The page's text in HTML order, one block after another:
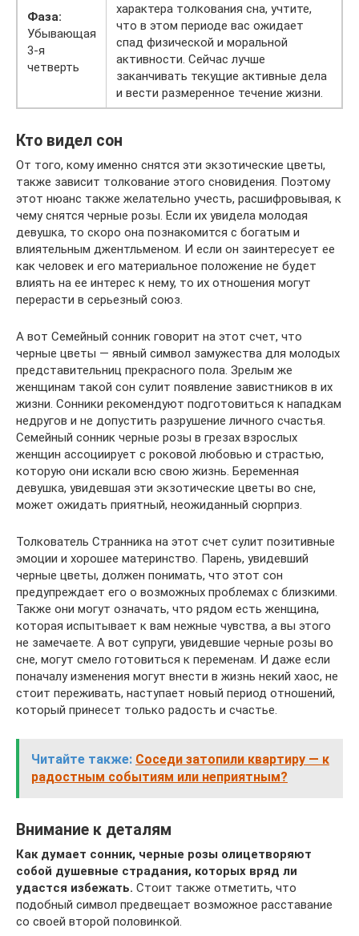
Фаза:
Убывающая
3-я
четверть
характера толкования сна, учтите,
что в этом периоде вас ожидает
спад физической и моральной
активности. Сейчас лучше
заканчивать текущие активные дела
и вести размеренное течение жизни.
Кто видел сон
От того, кому именно снятся эти экзотические цветы,
также зависит толкование этого сновидения. Поэтому
этот нюанс также желательно учесть, расшифровывая, к
чему снятся черные розы. Если их увидела молодая
девушка, то скоро она познакомится с богатым и
влиятельным джентльменом. И если он заинтересует ее
как человек и его материальное положение не будет
влиять на ее интерес к нему, то их отношения могут
перерасти в серьезный союз.
А вот Семейный сонник говорит на этот счет, что
черные цветы — явный символ замужества для молодых
представительниц прекрасного пола. Зрелым же
женщинам такой сон сулит появление завистников в их
жизни. Сонники рекомендуют подготовиться к нападкам
недругов и не допустить разрушение личного счастья.
Семейный сонник черные розы в грезах взрослых
женщин ассоциирует с роковой любовью и страстью,
которую они искали всю свою жизнь. Беременная
девушка, увидевшая эти экзотические цветы во сне,
может ожидать приятный, неожиданный сюрприз.
Толкователь Странника на этот счет сулит позитивные
эмоции и хорошее материнство. Парень, увидевший
черные цветы, должен понимать, что этот сон
предупреждает его о возможных проблемах с близкими.
Также они могут означать, что рядом есть женщина,
которая испытывает к вам нежные чувства, а вы этого
не замечаете. А вот супруги, увидевшие черные розы во
сне, могут смело готовиться к переменам. И даже если
поначалу изменения могут внести в жизнь некий хаос, не
стоит переживать, наступает новый период отношений,
который принесет только радость и счастье.
Читайте также: Соседи затопили квартиру — к
радостным событиям или неприятным?
Внимание к деталям
Как думает сонник, черные розы олицетворяют
собой душевные страдания, которых вряд ли
удастся избежать. Стоит также отметить, что
подобный символ предвещает возможное расставание
со своей второй половинкой.